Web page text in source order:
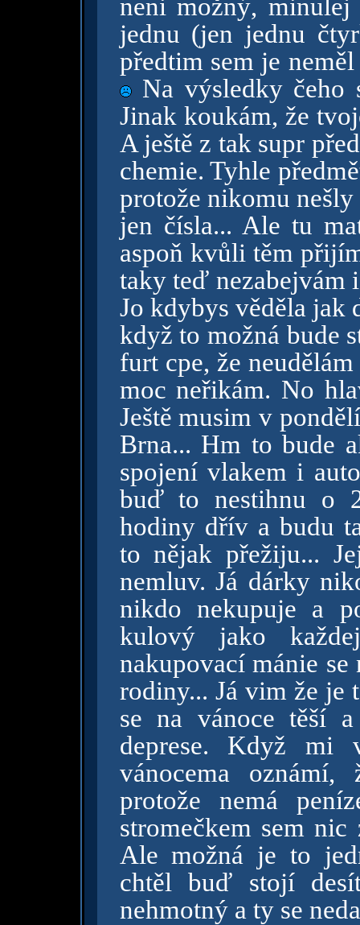
neni možný,
jednu (jen jednu
předtim sem je
Na výsledky čeho
Jinak koukám, že
A ještě z tak supr
chemie. Tyhle
protože nikomu
jen čísla... Ale tu
aspoň kvůli těm
taky teď nezabejvám
Jo kdybys věděla jak
když to možná bude
furt cpe, že
moc neřikám. No
Ještě musim v
Brna... Hm to bude
spojení vlakem i
buď to nestihnu o
hodiny dřív a budu
to nějak přežiju...
nemluv. Já dárky
nikdo nekupuje a
kulový jako
nakupovací mánie
rodiny... Já vim že je
se na vánoce těší
deprese. Když mi
vánocema oznámí,
protože nemá
stromečkem sem
Ale možná je to
chtěl buď stojí
nehmotný a ty se